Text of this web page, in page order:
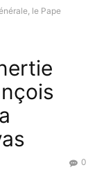
le Pape
0